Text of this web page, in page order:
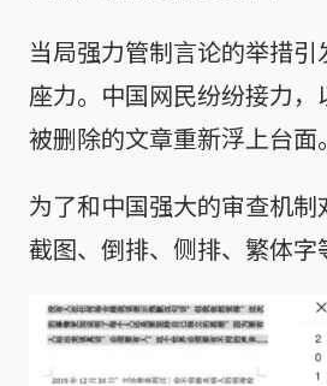
当局强力管制言论的举措
座力。中国网民纷纷接力，
被删除的文章重新浮上台面。
为了和中国强大的审查机制
截图、倒排、侧排、繁体字